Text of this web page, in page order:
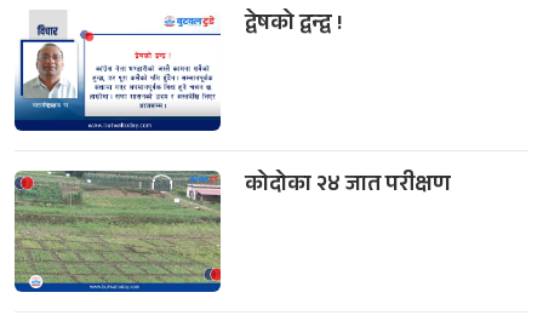
द्वेषको द्वन्द्व !
कोदोका २४ जात परीक्षण